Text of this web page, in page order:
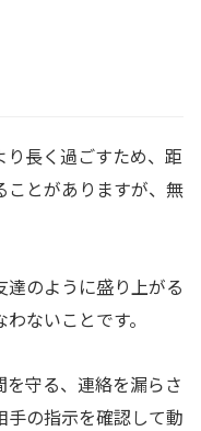
長く過ごすため、距
ことがありますが、無
達のように盛り上がる
ないことです。
守る、連絡を漏らさ
の指示を確認して動